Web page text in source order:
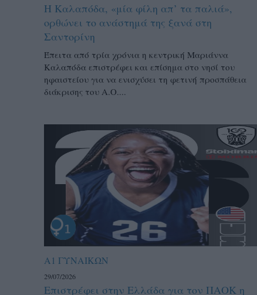
Η Καλαπόδα, «μία φίλη απ’ τα παλιά»,
ορθώνει το ανάστημά της ξανά στη
Σαντορίνη
Έπειτα από τρία χρόνια η κεντρική Μαριάννα
Καλαπόδα επιστρέφει και επίσημα στο νησί του
ηφαιστείου για να ενισχύσει τη φετινή προσπάθεια
διάκρισης του Α.Ο....
Α1 ΓΥΝΑΙΚΩΝ
29/07/2026
Επιστρέφει στην Ελλάδα για τον ΠΑΟΚ η